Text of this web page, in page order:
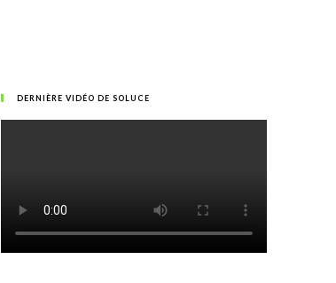
DERNIÈRE VIDÉO DE SOLUCE